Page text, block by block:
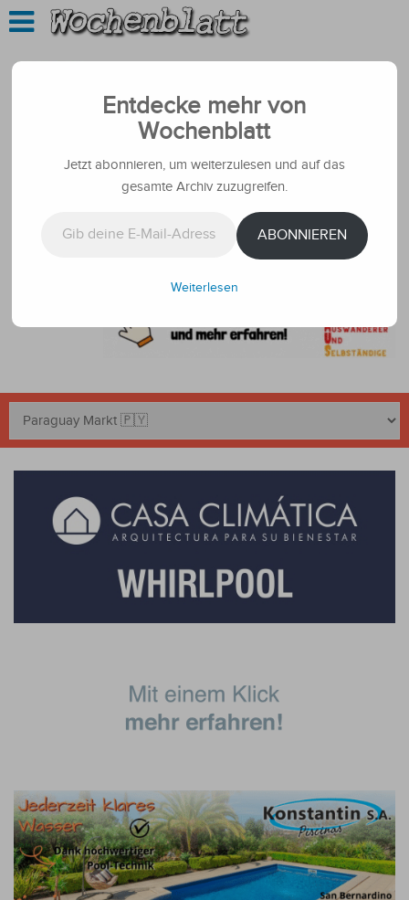
Entdecke mehr von
Wochenblatt
Jetzt abonnieren, um weiterzulesen und auf das
gesamte Archiv zuzugreifen.
ABONNIEREN
Weiterlesen